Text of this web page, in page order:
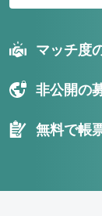
マッチ度
非公開の
無料で帳